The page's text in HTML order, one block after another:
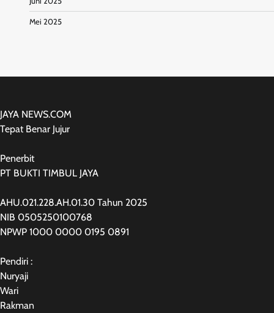
Mei 2025
JAYA NEWS.COM
Tepat Benar Jujur
Penerbit
PT BUKTI TIMBUL JAYA
AHU.021.228.AH.01.30 Tahun 2025
NIB 0505250100768
NPWP 1000 0000 0195 0891
Pendiri :
Nuryaji
Wari
Rakman